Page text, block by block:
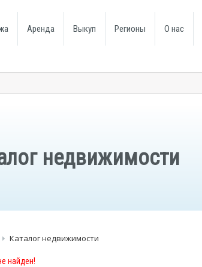
Аренда Выкуп Регионы О нас
недвижимости
Каталог недвижимости
найден!